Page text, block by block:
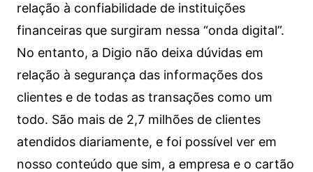
relação à confiabilidade de instituições
financeiras que surgiram nessa “onda digital”.
No entanto, a Digio não deixa dúvidas em
relação à segurança das informações dos
clientes e de todas as transações como um
todo. São mais de 2,7 milhões de clientes
atendidos diariamente, e foi possível ver em
nosso conteúdo que sim, a empresa e o cartão